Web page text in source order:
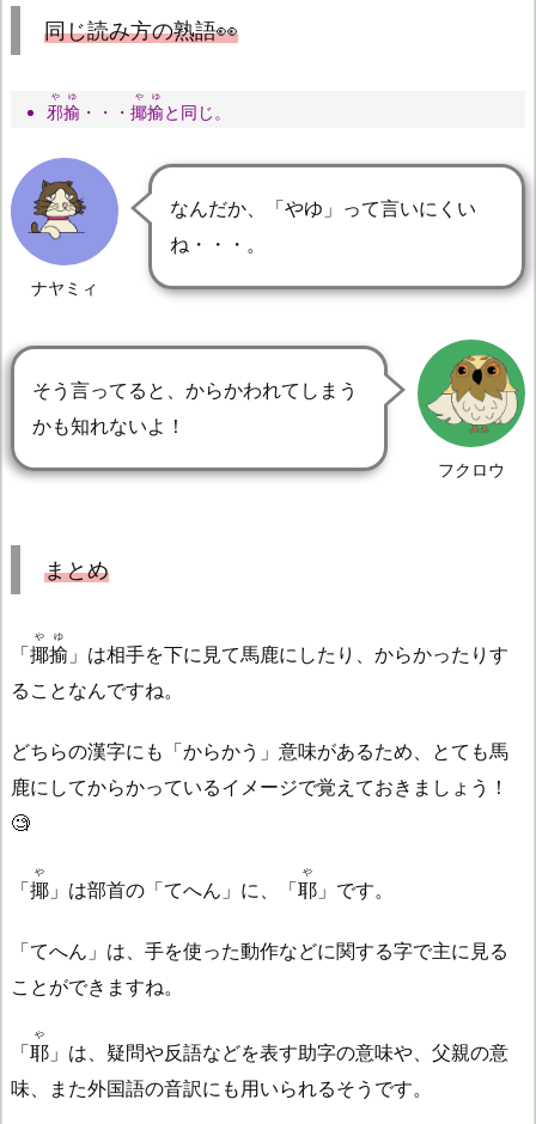
同じ読み方の熟語👀
邪揄
やゆ
・・・ 揶揄
やゆ
と同じ。
ナヤミィ
なんだか、「やゆ」って言いにくい
ね・・・。
フクロウ
そう言ってると、からかわれてしまう
かも知れないよ！
まとめ
「揶揄
やゆ
」は相手を下に見て馬鹿にしたり、からかったりす
ることなんですね。
どちらの漢字にも「からかう」意味があるため、とても馬
鹿にしてからかっているイメージで覚えておきましょう！
🧐
「揶
や
」は部首の「てへん」に、「耶
や
」です。
「てへん」は、手を使った動作などに関する字で主に見る
ことができますね。
「耶
や
」は、疑問や反語などを表す助字の意味や、父親の意
味、また外国語の音訳にも用いられるそうです。